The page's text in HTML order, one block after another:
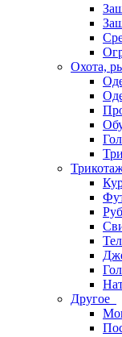
Охота,
Другое